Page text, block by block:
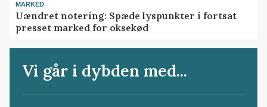
MARKED
Uændret notering: Spæde lyspunkter i fortsat
presset marked for oksekød
Vi går i dybden med...